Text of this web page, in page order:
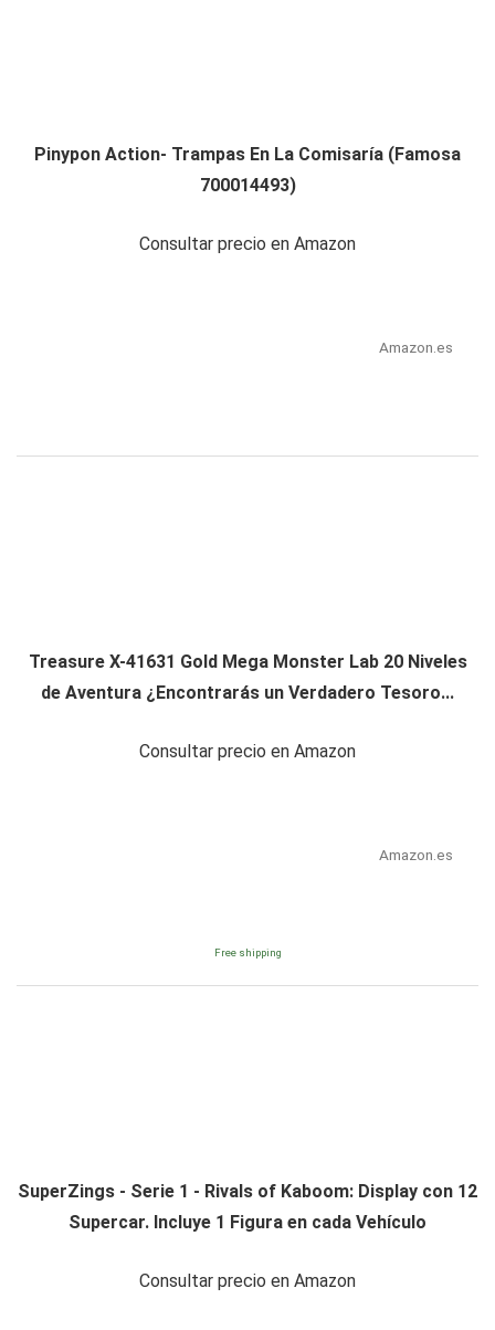
Pinypon Action- Trampas En La Comisaría (Famosa
700014493)
Consultar precio en Amazon
Amazon.es
Treasure X-41631 Gold Mega Monster Lab 20 Niveles
de Aventura ¿Encontrarás un Verdadero Tesoro...
Consultar precio en Amazon
Amazon.es
Free shipping
SuperZings - Serie 1 - Rivals of Kaboom: Display con 12
Supercar. Incluye 1 Figura en cada Vehículo
Consultar precio en Amazon